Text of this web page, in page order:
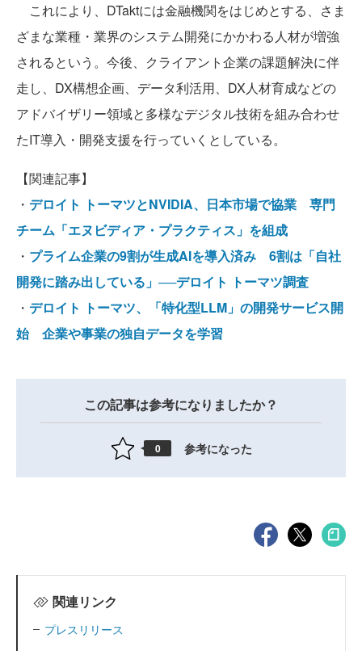
これにより、DTaktには金融機関をはじめとする、さま
ざまな業種・業界のシステム開発にかかわる人材が増強
されるという。今後、クライアント企業の課題解決に伴
走し、DX構想企画、データ利活用、DX人材育成などの
アドバイザリー領域と多様なデジタル技術を組み合わせ
たIT導入・開発支援を行っていくとしている。
【関連記事】
・ デロイト トーマツとNVIDIA、日本市場で協業 専門
チーム「エヌビディア・プラクティス」を組成
・ プライム企業の9割が生成AIを導入済み 6割は「自社
開発に踏み出している」──デロイト トーマツ調査
・ デロイト トーマツ、「特化型LLM」の開発サービス開
始 企業や事業の独自データを学習
この記事は参考になりましたか？
0 参考になった
関連リンク
プレスリリース